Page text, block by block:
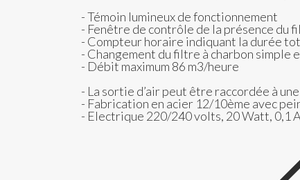
- Témoin lumineux de fonctionnement
- Fenêtre de contrôle de la présence du
- Compteur horaire indiquant la durée
- Changement du filtre à charbon simple
- Débit maximum 86 m3/heure
- La sortie d’air peut être raccordée à
- Fabrication en acier 12/10ème avec
- Electrique 220/240 volts, 20 Watt, 0,1